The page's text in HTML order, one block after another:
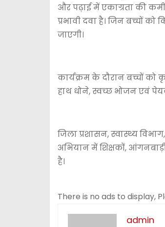
और पढ़ाई में एकाग्रता की
प्रभावी दवा है। जिन बच्चों
जाएगी।
कार्यक्रम के दौरान बच्चों
हाथ धोने, स्वच्छ भोजन एवं
जिला प्रशासन, स्वास्थ्य
अभियान में शिक्षकों,
है।
There is no ads to display,
admin